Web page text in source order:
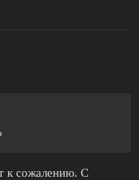
к сожалению. С